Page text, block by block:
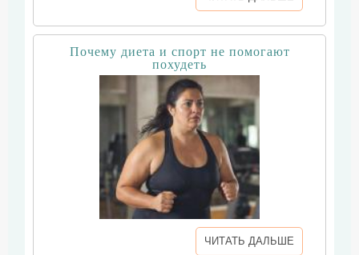
Почему диета и спорт не помогают
похудеть
ЧИТАТЬ ДАЛЬШЕ